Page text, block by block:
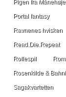
Pigen fra
Portal fantasy
Ravnenes hvisken
Read.Die.Repeat
Rollespil
Rosenkilde &
Sagakvartetten